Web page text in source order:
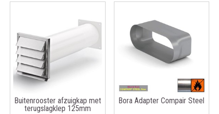
Buitenrooster afzuigkap met
terugslagklep 125mm
Bora Adapter Compair Steel